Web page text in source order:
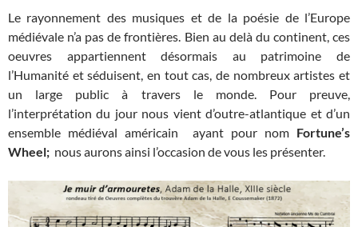
Le rayonnement des musiques et de la poésie de l’Europe
médiévale n’a pas de frontières. Bien au delà du continent, ces
oeuvres appartiennent désormais au patrimoine de
l’Humanité et séduisent, en tout cas, de nombreux artistes et
un large public à travers le monde. Pour preuve,
l’interprétation du jour nous vient d’outre-atlantique et d’un
ensemble médiéval américain ayant pour nom Fortune’s
Wheel; nous aurons ainsi l’occasion de vous les présenter.